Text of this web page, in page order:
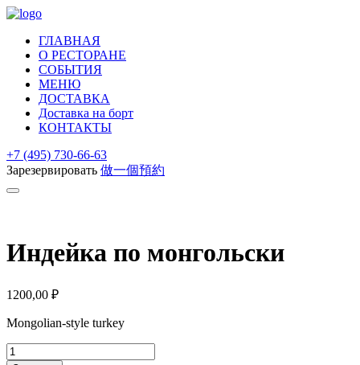
ГЛАВНАЯ
О РЕСТОРАНЕ
СОБЫТИЯ
МЕНЮ
ДОСТАВКА
Доставка на борт
КОНТАКТЫ
+7 (495) 730-66-63
Зарезервировать 做一個預約
Индейка по монгольски
1200,00 ₽
Mongolian-style turkey
Количество